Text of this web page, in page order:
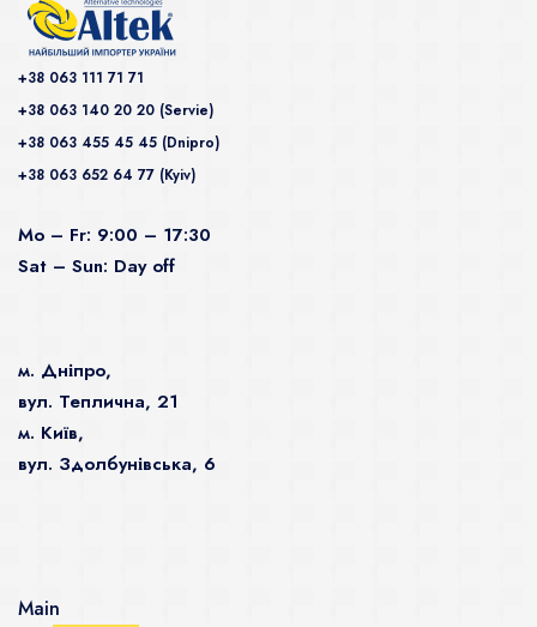
+38 063 111 71 71
+38 063 140 20 20 (Servie)
+38 063 455 45 45 (Dnipro)
+38 063 652 64 77 (Kyiv)
Mo – Fr: 9:00 – 17:30
Sat – Sun: Day off
м. Дніпро,
вул. Теплична, 21
м. Київ,
вул. Здолбунівська, 6
Main